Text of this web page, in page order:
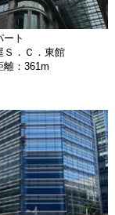
ート
Ｓ．Ｃ．東館
離：361m